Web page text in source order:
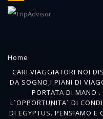
Home
CARI VIAGGIATORI NOI
DA SOGNO,I PIANI DI
PORTATA DI MANO .
L`OPPORTUNITA` DI
DI EGYPTUS. PENSIAMO E